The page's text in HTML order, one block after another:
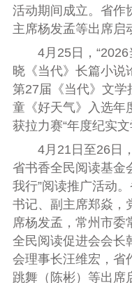
活动期间成立。省作
主席杨发孟等出席启
4月25日，
晓《当代》长篇小说
第27届《当代》文
童《好天气》入选年
获拉力赛“年度纪实文
4月21日至26日
省书香全民阅读基金
我行”阅读推广活动
书记、副主席郑焱，
席杨发孟， 常州市委
全民阅读促进会会长
会理事长汪维宏，省
跳舞（陈彬）等出席